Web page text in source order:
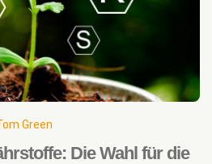
Green
Die Wahl für die